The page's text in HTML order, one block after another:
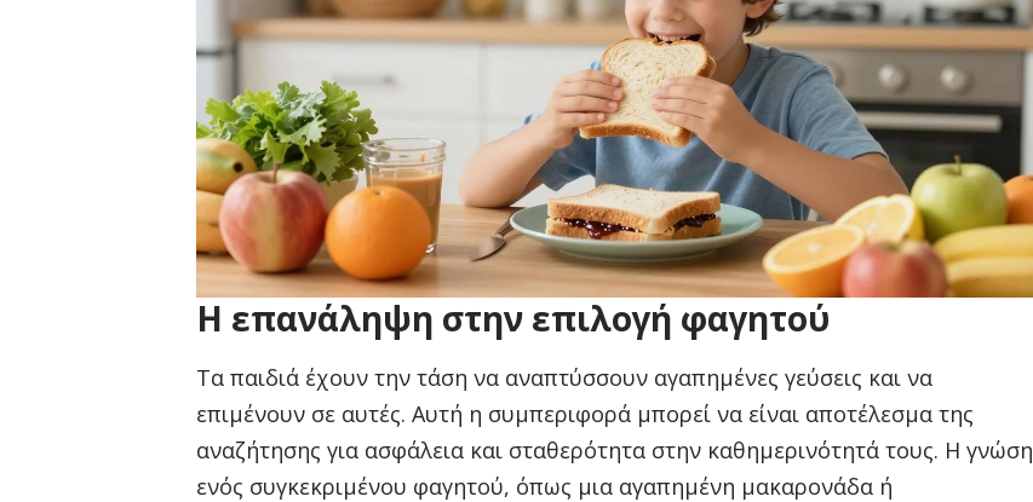
Η επανάληψη στην επιλογή φαγητού
Τα παιδιά έχουν την τάση να αναπτύσσουν αγαπημένες γεύσεις και να
επιμένουν σε αυτές. Αυτή η συμπεριφορά μπορεί να είναι αποτέλεσμα της
αναζήτησης για ασφάλεια και σταθερότητα στην καθημερινότητά τους. Η γνώση
ενός συγκεκριμένου φαγητού, όπως μια αγαπημένη μακαρονάδα ή